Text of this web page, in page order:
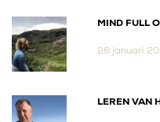
MIND FULL
28 januari
LEREN VAN